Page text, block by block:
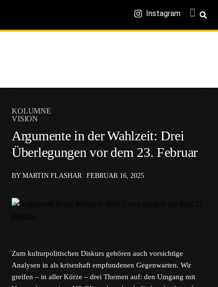
Instagram
KOLUMNE
VISION
Argumente in der Wahlzeit: Drei
Überlegungen vor dem 23. Februar
BY MARTIN FLASHAR FEBRUAR 16, 2025
Zum kulturpolitischen Diskurs gehören auch vorsichtige
Analysen in als krisenhaft empfundenen Gegenwarten. Wir
greifen – in aller Kürze – drei Themen auf: den Umgang mit